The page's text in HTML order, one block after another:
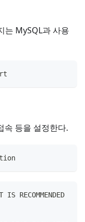
는 MySQL과 사용
등을 설정한다.
RECOMMENDED